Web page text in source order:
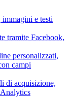
e testi
tramite Facebook,
personalizzati,
campi
di acquisizione,